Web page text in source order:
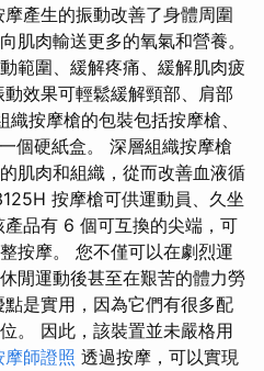
產生的振動改善了身體周圍
肌肉輸送更多的氧氣和營養。
範圍、緩解疼痛、緩解肌肉疲
效果可輕鬆緩解頸部、肩部
織按摩槍的包裝包括按摩槍、
個硬紙盒。 深層組織按摩槍
肌肉和組織，從而改善血液循
按摩槍可供運動員、久坐
品有 6 個可互換的尖端，可
按摩。 您不僅可以在劇烈運
閒運動後甚至在艱苦的體力勞
是實用，因為它們有很多配
。 因此，該裝置並未嚴格用
摩師證照 透過按摩，可以實現